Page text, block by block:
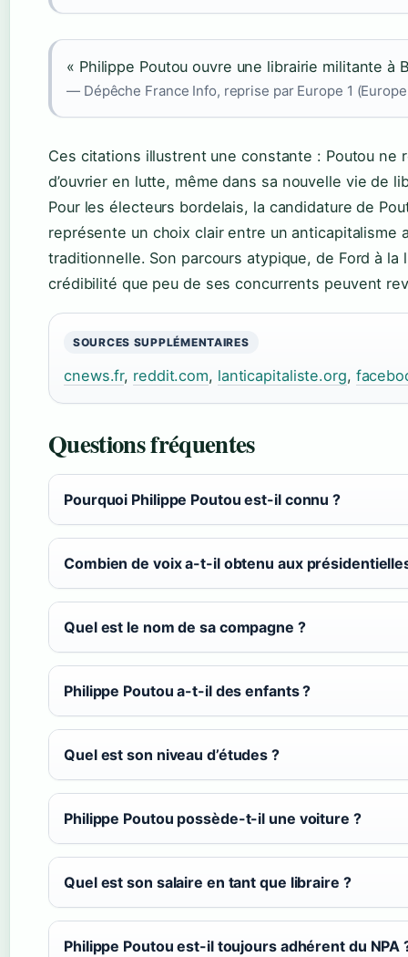
« Philippe Poutou ouvre une librairie militante à
— Dépêche France Info, reprise par Europe 1 (Europe
Ces citations illustrent une constante : Poutou ne
d’ouvrier en lutte, même dans sa nouvelle vie de
Pour les électeurs bordelais, la candidature de
représente un choix clair entre un anticapitalisme
traditionnelle. Son parcours atypique, de Ford à la
crédibilité que peu de ses concurrents peuvent
SOURCES SUPPLÉMENTAIRES
cnews.fr, reddit.com, lanticapitaliste.org,
Questions fréquentes
Pourquoi Philippe Poutou est-il connu ?
Combien de voix a-t-il obtenu aux
Quel est le nom de sa compagne ?
Philippe Poutou a-t-il des enfants ?
Quel est son niveau d’études ?
Philippe Poutou possède-t-il une voiture ?
Quel est son salaire en tant que libraire ?
Philippe Poutou est-il toujours adhérent du NPA